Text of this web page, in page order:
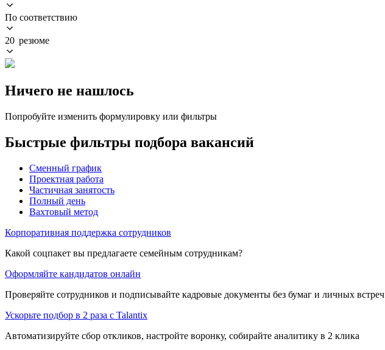
По соответствию
20 резюме
Ничего не нашлось
Попробуйте изменить формулировку или фильтры
Быстрые фильтры подбора вакансий
Сменный график
Проектная работа
Частичная занятость
Полный день
Вахтовый метод
Корпоративная поддержка сотрудников
Какой соцпакет вы предлагаете семейным сотрудникам?
Оформляйте кандидатов онлайн
Проверяйте сотрудников и подписывайте кадровые документы без бумаг и личных встреч
Ускорьте подбор в 2 раза с Talantix
Автоматизируйте сбор откликов, настройте воронку, собирайте аналитику в 2 клика